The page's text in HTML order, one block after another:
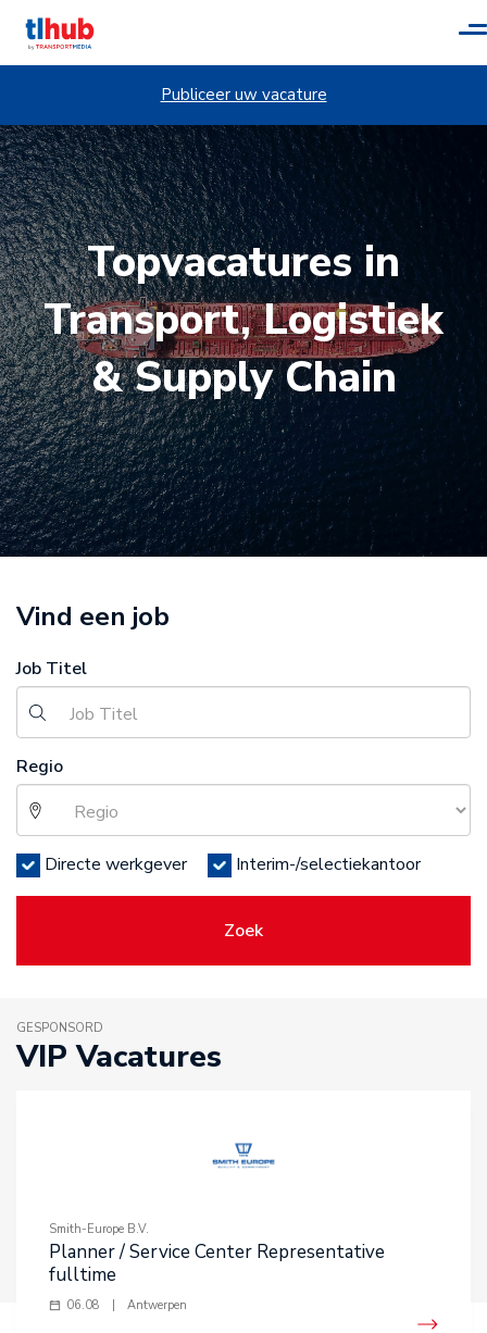
Publiceer uw vacature
Topvacatures in
Transport, Logistiek
& Supply Chain
Vind een job
Job Titel
Regio
Directe werkgever Interim-/selectiekantoor
Zoek
GESPONSORD
VIP Vacatures
Smith-Europe B.V.
Planner / Service Center Representative
fulltime
06.08 | Antwerpen